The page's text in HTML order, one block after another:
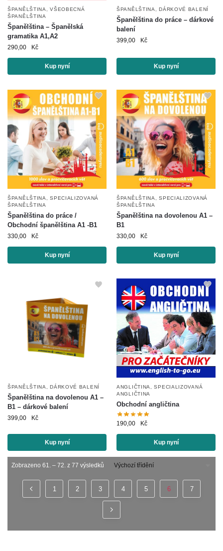
ŠPANĚLŠTINA ,VŠEOBECNÁ
ŠPANĚLŠTINA
Španělština – Španělská
gramatika A1,A2
290,00 Kč
Kup nyní
ŠPANĚLŠTINA ,DÁRKOVÉ BALENÍ
Španělština do práce – dárkové
balení
399,00 Kč
Kup nyní
ŠPANĚLŠTINA ,SPECIALIZOVANÁ
ŠPANĚLŠTINA
Španělština do práce /
Obchodní španělština A1 -B1
330,00 Kč
Kup nyní
ŠPANĚLŠTINA ,SPECIALIZOVANÁ
ŠPANĚLŠTINA
Španělština na dovolenou A1 –
B1
330,00 Kč
Kup nyní
ŠPANĚLŠTINA ,DÁRKOVÉ BALENÍ
Španělština na dovolenou A1 –
B1 – dárkové balení
399,00 Kč
Kup nyní
ANGLIČTINA ,SPECIALIZOVANÁ
ANGLIČTINA
Obchodní angličtina
190,00 Kč
Kup nyní
Zobrazeno 61. – 72. z 77 výsledků
1 2 3 4 5 6 7